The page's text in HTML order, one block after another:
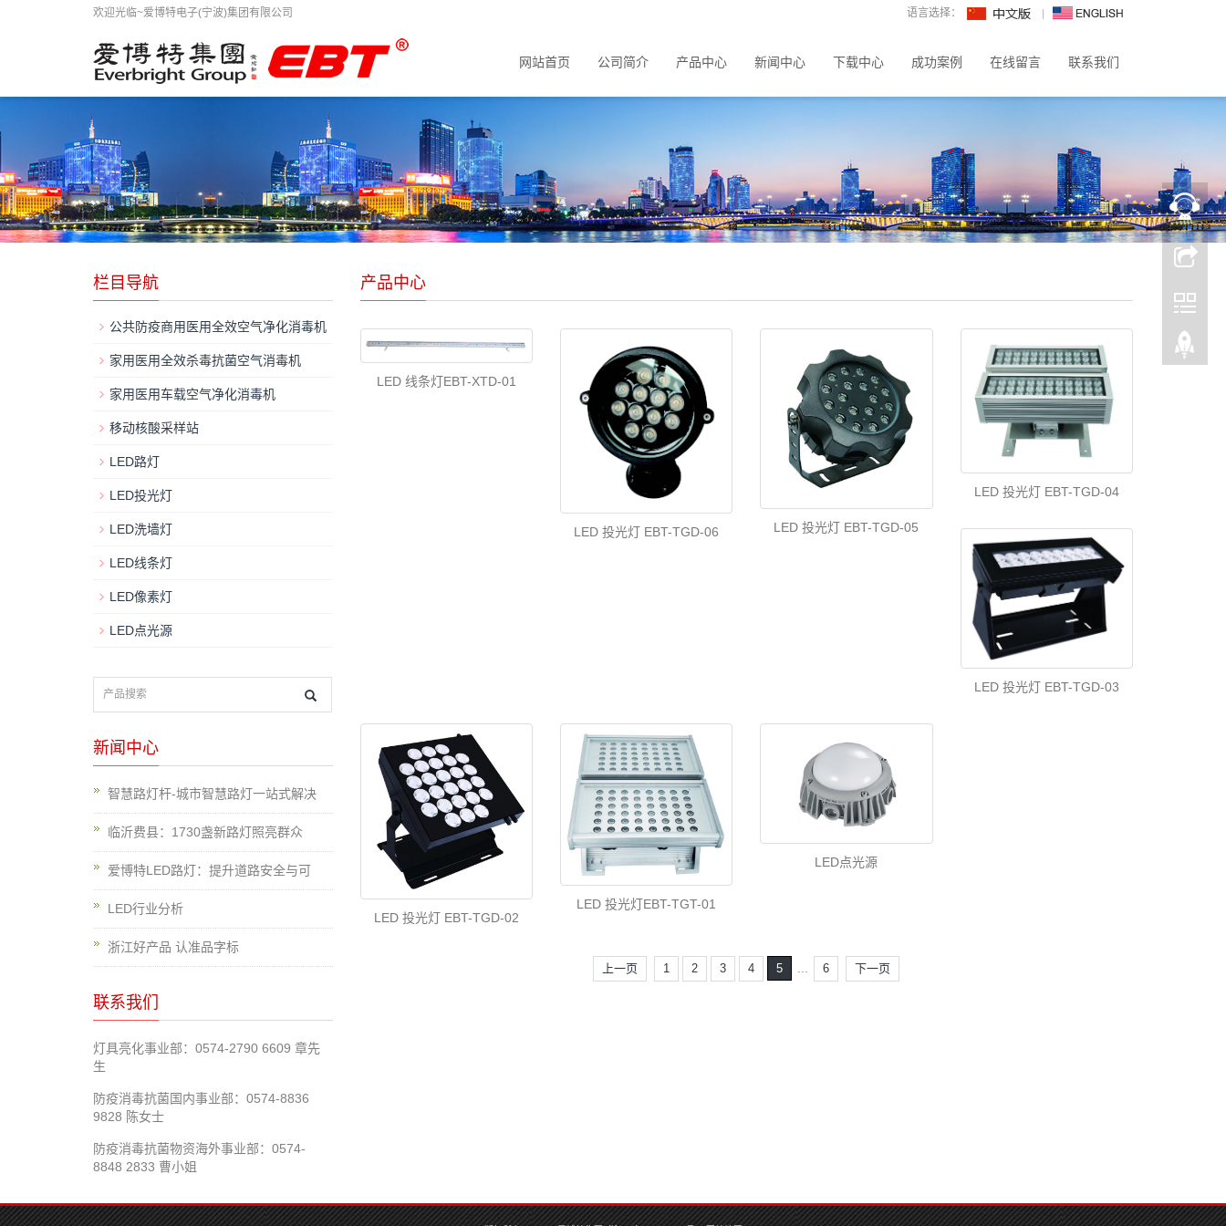
欢迎光临~爱博特电子(宁波)集团有限公司 语言选择：
网站首页 公司简介 产品中心 新闻中心 下载中心 成功案例 在线留言 联系我们
产品中心
LED 线条灯EBT-XTD-01
LED 投光灯 EBT-TGD-06 LED 投光灯 EBT-TGD-05
LED 投光灯 EBT-TGD-04
LED 投光灯 EBT-TGD-03
LED 投光灯 EBT-TGD-02
LED 投光灯EBT-TGT-01
LED点光源
上一页 1 2 3 4 5 ... 6 下一页
栏目导航
公共防疫商用医用全效空气净化消毒机
家用医用全效杀毒抗菌空气消毒机
家用医用车载空气净化消毒机
移动核酸采样站
LED路灯
LED投光灯
LED洗墙灯
LED线条灯
LED像素灯
LED点光源
新闻中心
智慧路灯杆-城市智慧路灯一站式解决
临沂费县：1730盏新路灯照亮群众
爱博特LED路灯：提升道路安全与可
LED行业分析
浙江好产品 认准品字标
联系我们
灯具亮化事业部：0574-2790 6609 章先
生
防疫消毒抗菌国内事业部：0574-8836
9828 陈女士
防疫消毒抗菌物资海外事业部：0574-
8848 2833 曹小姐